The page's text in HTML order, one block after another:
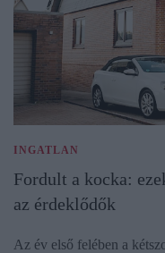
INGATLAN
Fordult a kocka:
az érdeklődők
Az év első felében a